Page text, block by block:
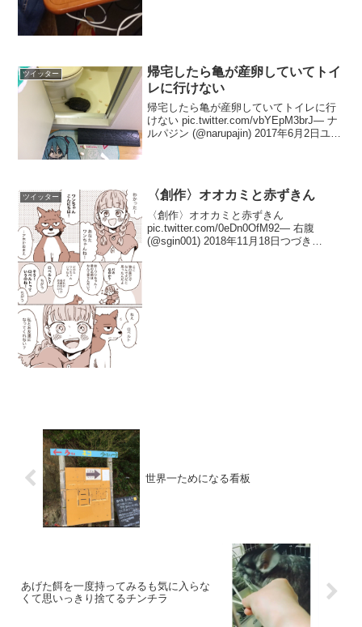
ツイッター
帰宅したら亀が産卵していてトイ
レに行けない
帰宅したら亀が産卵していてトイレに行
けない pic.twitter.com/vbYEpM3brJ— ナ
ルパジン (@narupajin) 2017年6月2日ユニ
ツイッター 〈創作〉オオカミと赤ずきん
〈創作〉オオカミと赤ずきん
pic.twitter.com/0eDn0OfM92— 右腹
(@sgin001) 2018年11月18日つづき
世界一ためになる看板
あげた餌を一度持ってみるも気に入らな
くて思いっきり捨てるチンチラ